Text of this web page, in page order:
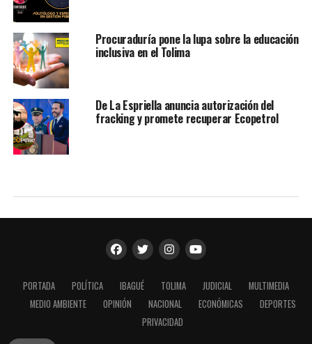
Procuraduría pone la lupa sobre la educación
inclusiva en el Tolima
De La Espriella anuncia autorización del
fracking y promete recuperar Ecopetrol
PORTADA POLÍTICA IBAGUÉ TOLIMA JUDICIAL
MULTIMEDIA
MEDIO AMBIENTE
OPINIÓN NACIONAL ECONÓMICAS
DEPORTES
PRIVACIDAD